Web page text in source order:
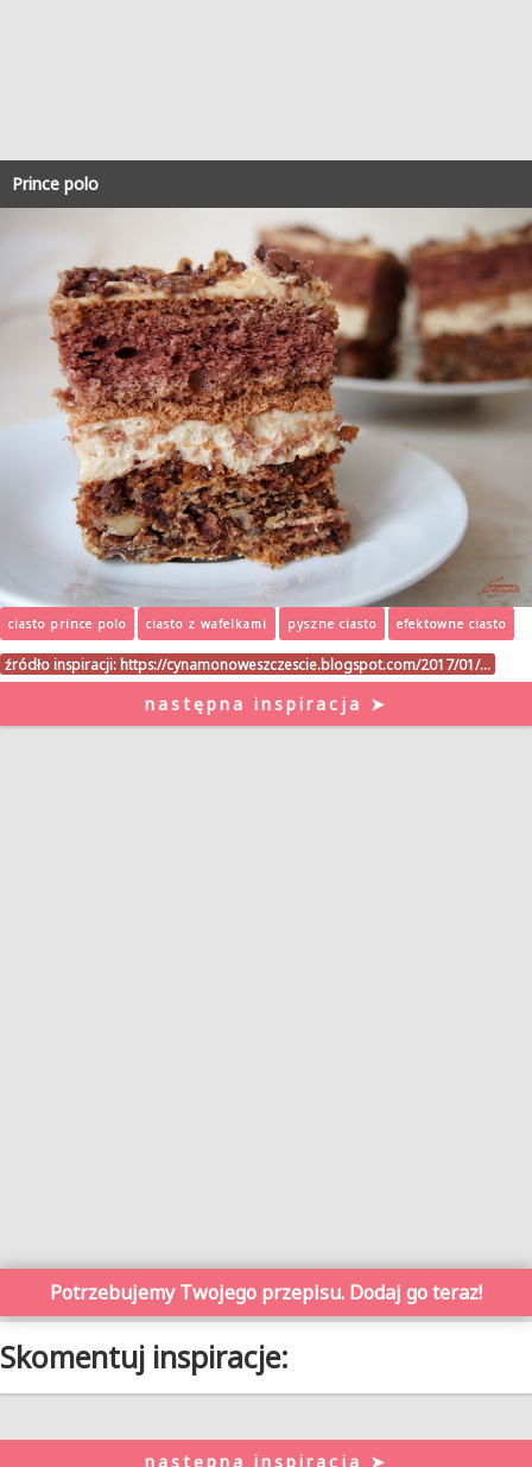
Prince polo
ciasto prince polo ciasto z wafelkami pyszne ciasto efektowne ciasto
źródło inspiracji: https://cynamonoweszczescie.blogspot.com/2017/01/…
następna inspiracja ➤
Potrzebujemy Twojego przepisu. Dodaj go teraz!
Skomentuj inspiracje:
następna inspiracja ➤